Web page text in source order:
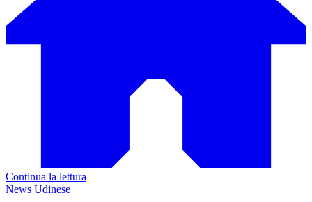
Continua la lettura
News Udinese